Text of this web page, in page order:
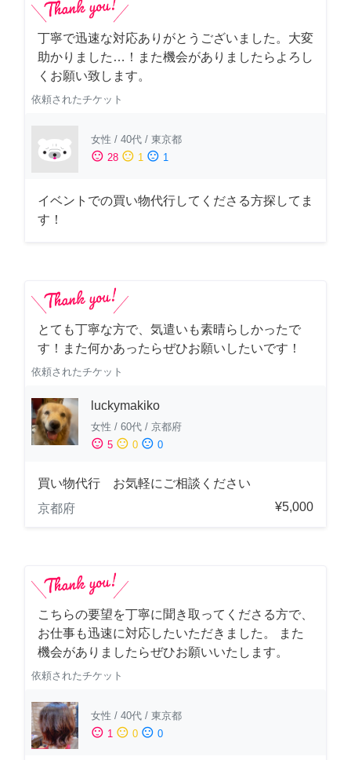
丁寧で迅速な対応ありがとうございました。大変
助かりました…！また機会がありましたらよろし
くお願い致します。
依頼されたチケット
女性 / 40代 / 東京都
sentiment_satisfied 28 sentiment_neutral 1 sentiment_dissatisfied 1
イベントでの買い物代行してくださる方探してま
す！
とても丁寧な方で、気遣いも素晴らしかったで
す！また何かあったらぜひお願いしたいです！
依頼されたチケット
luckymakiko
女性 / 60代 / 京都府
sentiment_satisfied 5 sentiment_neutral 0 sentiment_dissatisfied 0
買い物代行 お気軽にご相談ください
京都府
¥5,000
こちらの要望を丁寧に聞き取ってくださる方で、
お仕事も迅速に対応したいただきました。 また
機会がありましたらぜひお願いいたします。
依頼されたチケット
女性 / 40代 / 東京都
sentiment_satisfied 1 sentiment_neutral 0 sentiment_dissatisfied 0